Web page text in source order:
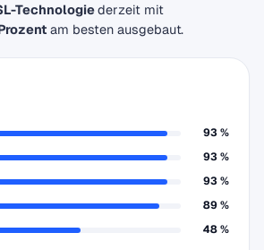
Technologiederzeit mit
am besten ausgebaut.
93 %
93 %
93 %
89 %
48 %